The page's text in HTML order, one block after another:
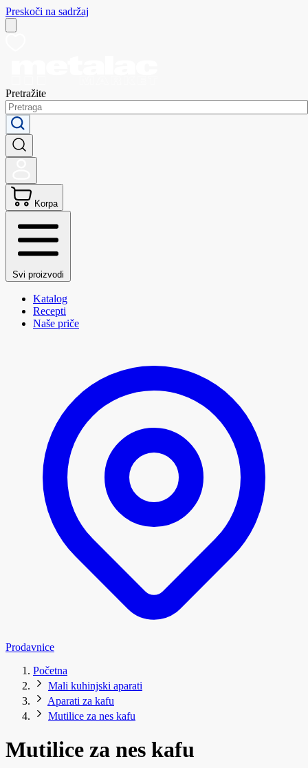
Preskoči na sadržaj
Pretražite
Korpa
Svi proizvodi
Katalog
Recepti
Naše priče
Prodavnice
Početna
Mali kuhinjski aparati
Aparati za kafu
Mutilice za nes kafu
Mutilice za nes kafu